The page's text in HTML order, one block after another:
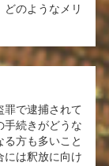
のようなメリ
罪で逮捕されて
手続きがどうな
る方も多いこと
には釈放に向け